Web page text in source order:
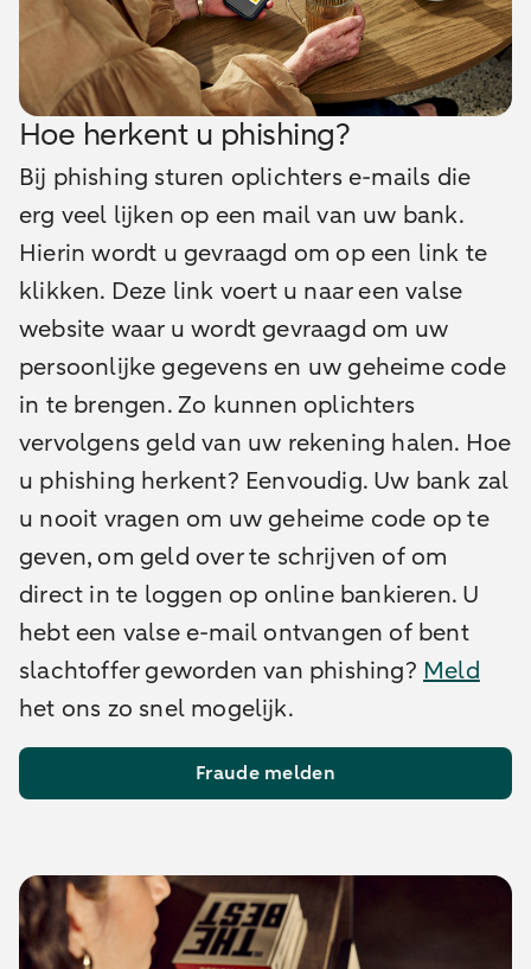
Hoe herkent u phishing?
Bij phishing sturen oplichters e-mails die
erg veel lijken op een mail van uw bank.
Hierin wordt u gevraagd om op een link te
klikken. Deze link voert u naar een valse
website waar u wordt gevraagd om uw
persoonlijke gegevens en uw geheime code
in te brengen. Zo kunnen oplichters
vervolgens geld van uw rekening halen. Hoe
u phishing herkent? Eenvoudig. Uw bank zal
u nooit vragen om uw geheime code op te
geven, om geld over te schrijven of om
direct in te loggen op online bankieren. U
hebt een valse e-mail ontvangen of bent
slachtoffer geworden van phishing? Meld
het ons zo snel mogelijk.
Fraude melden